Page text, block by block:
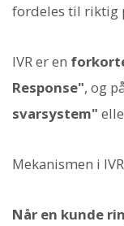
fordeles til riktig
IVR er en
Response", og
svarsystem"
Mekanismen i
Når en kunde